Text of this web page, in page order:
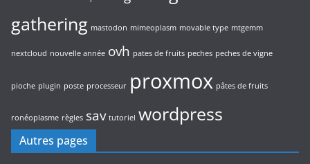
gathering mastodon mimeoplasm movable type mtgemm
nextcloud nouvelle année ovh pates de fruits peches peches de vigne
pioche plugin poste processeur proxmox pâtes de fruits
ronéoplasme règles sav tutoriel wordpress
Autres pages